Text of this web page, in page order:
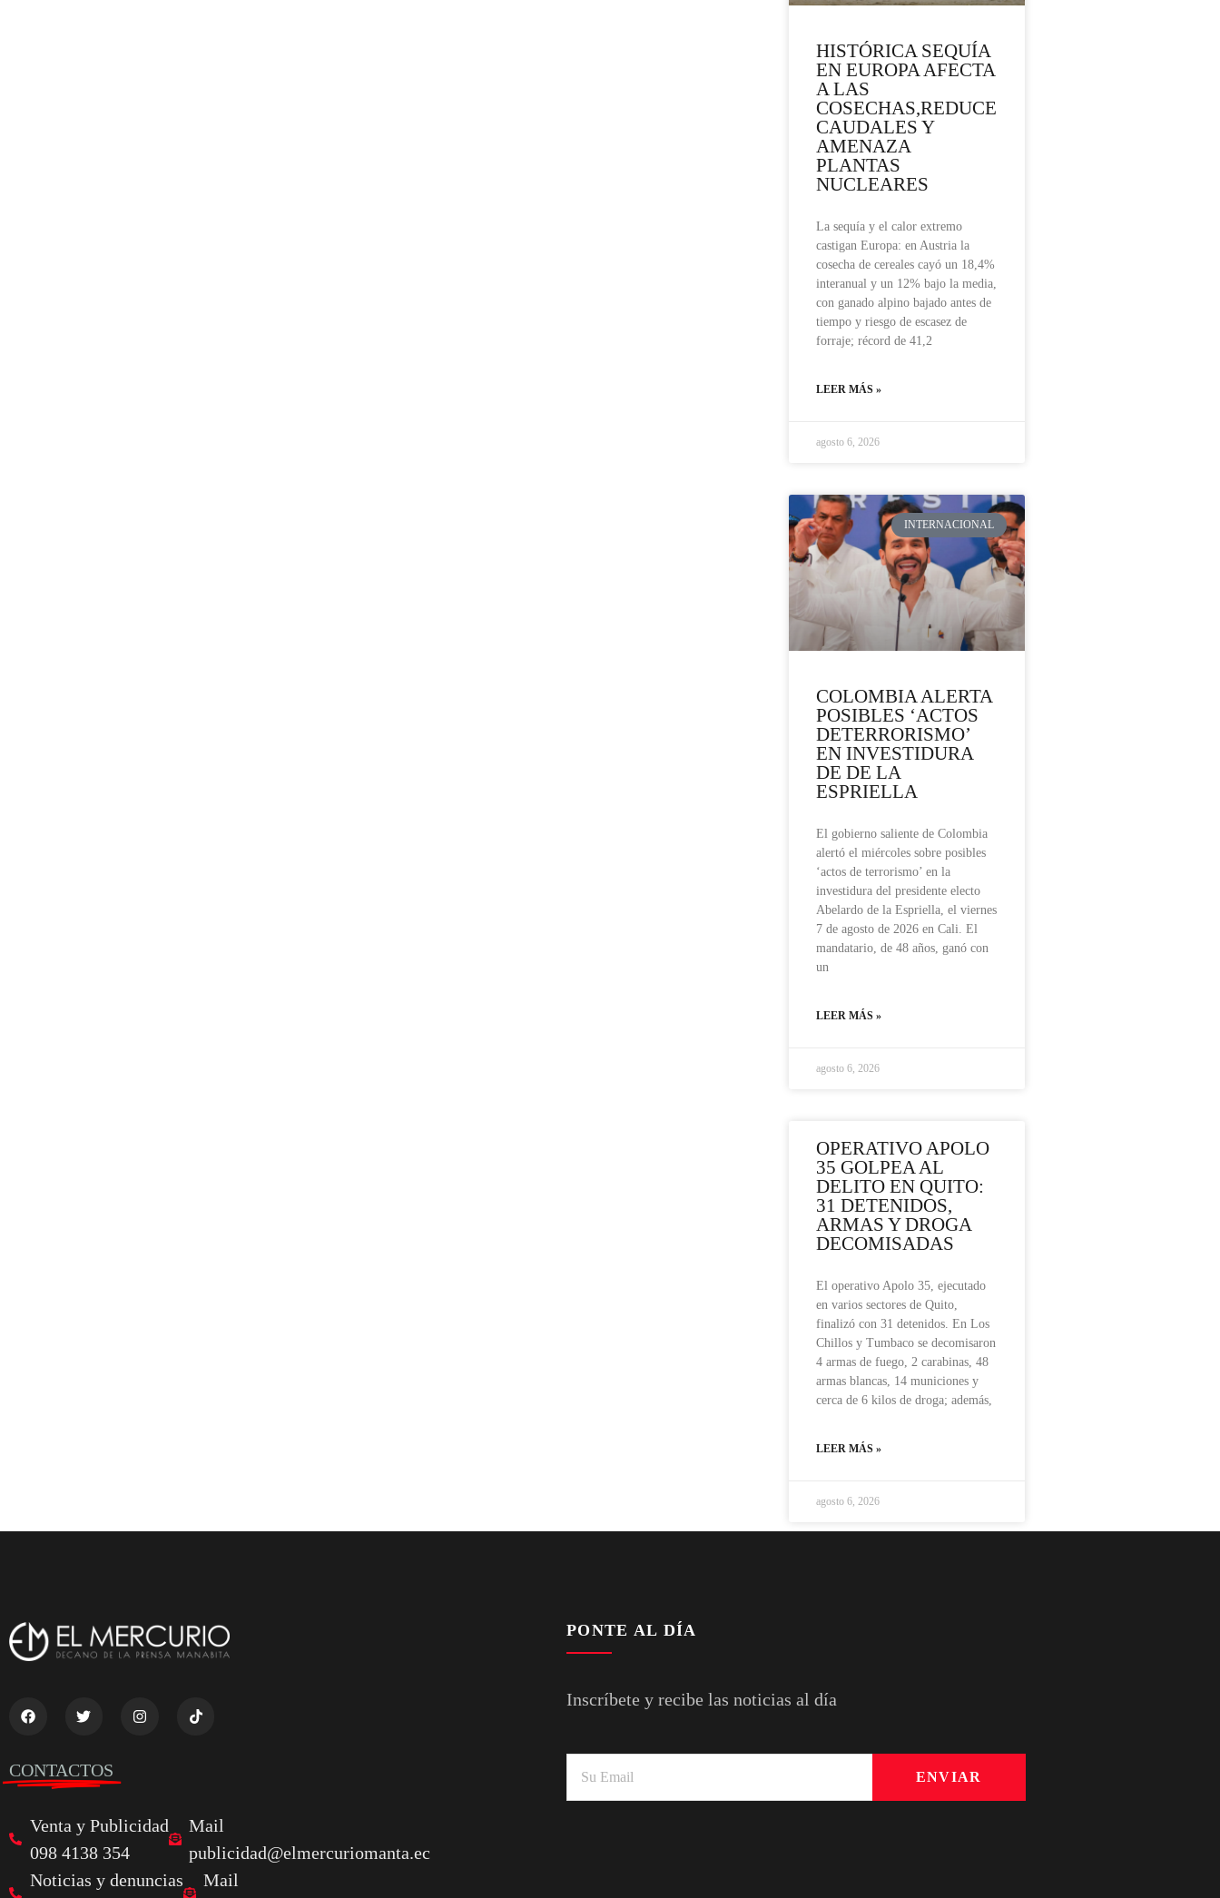
HISTÓRICA SEQUÍA
EN EUROPA AFECTA
A LAS
COSECHAS,REDUCE
CAUDALES Y
AMENAZA
PLANTAS
NUCLEARES
La sequía y el calor extremo
castigan Europa: en Austria la
cosecha de cereales cayó un 18,4%
interanual y un 12% bajo la media,
con ganado alpino bajado antes de
tiempo y riesgo de escasez de
forraje; récord de 41,2
LEER MÁS »
agosto 6, 2026
INTERNACIONAL
COLOMBIA ALERTA
POSIBLES ‘ACTOS
DETERRORISMO’
EN INVESTIDURA
DE DE LA
ESPRIELLA
El gobierno saliente de Colombia
alertó el miércoles sobre posibles
‘actos de terrorismo’ en la
investidura del presidente electo
Abelardo de la Espriella, el viernes
7 de agosto de 2026 en Cali. El
mandatario, de 48 años, ganó con
un
LEER MÁS »
agosto 6, 2026
OPERATIVO APOLO
35 GOLPEA AL
DELITO EN QUITO:
31 DETENIDOS,
ARMAS Y DROGA
DECOMISADAS
El operativo Apolo 35, ejecutado
en varios sectores de Quito,
finalizó con 31 detenidos. En Los
Chillos y Tumbaco se decomisaron
4 armas de fuego, 2 carabinas, 48
armas blancas, 14 municiones y
cerca de 6 kilos de droga; además,
LEER MÁS »
agosto 6, 2026
CONTACTOS
Venta y Publicidad
098 4138 354
Mail
publicidad@elmercuriomanta.ec
Noticias y denuncias
Mail
PONTE AL DÍA
Inscríbete y recibe las noticias al día
ENVIAR